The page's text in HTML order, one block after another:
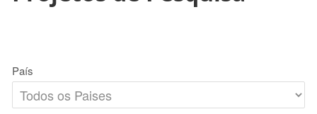
País